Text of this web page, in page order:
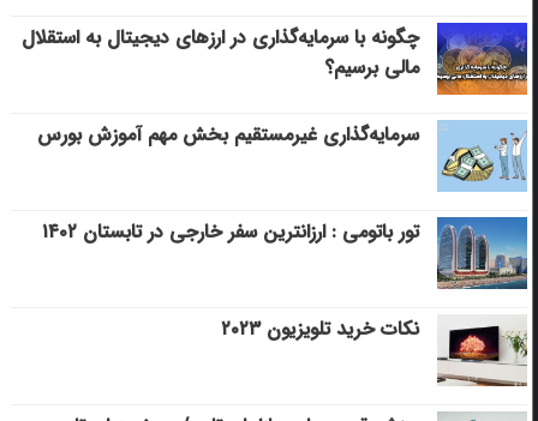
چگونه با سرمایه‌گذاری در ارزهای دیجیتال به استقلال
مالی برسیم؟
سرمایه‌گذاری غیرمستقیم بخش مهم آموزش بورس
تور باتومی : ارزانترین سفر خارجی در تابستان ۱۴۰۲
نکات خرید تلویزیون ۲۰۲۳